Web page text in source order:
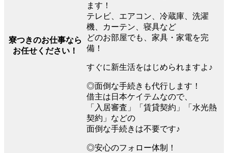
寮つきのお仕事なら
お任せください！
ます！
テレビ、エアコン、冷蔵庫、洗濯
機、カーテン、寝具など
どのお部屋でも、家具・家電を完
備！
すぐに新生活をはじめられますよ♪
◎面倒な手続きも代行します！
借主は日本ケイテムなので、
「入居審査」「賃貸契約」「水光熱
契約」などの
面倒な手続きは不要です♪
◎安心のフォロー体制！